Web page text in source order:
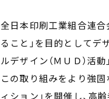
全日本印刷工業組合連合
ること」を目的としてデ
ルデザイン（ＭＵＤ）活
この取り組みをより強固
ィション」を開催し、高